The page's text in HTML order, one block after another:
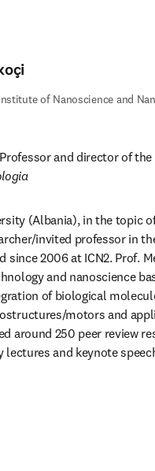
of Nanoscience and
and director of
(Albania), in the topic
invited professor in
since 2006 at ICN2. Prof.
and nanoscience
of biological
motors and
around 250 peer review
lectures and keynote